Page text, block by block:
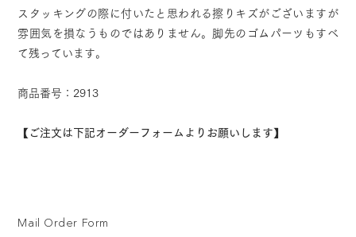
Mail Order Form
スタッキングの際に付いたと思われる擦りキズがございますが
雰囲気を損なうものではありません。脚先のゴムパーツもすべ
て残っています。
商品番号：2913
【ご注文は下記オーダーフォームよりお願いします】